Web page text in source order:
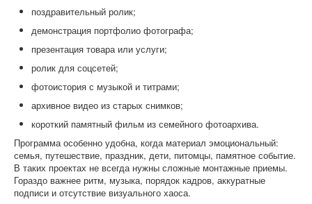
поздравительный ролик;
демонстрация портфолио фотографа;
презентация товара или услуги;
ролик для соцсетей;
фотоистория с музыкой и титрами;
архивное видео из старых снимков;
короткий памятный фильм из семейного фотоархива.
Программа особенно удобна, когда материал эмоциональный:
семья, путешествие, праздник, дети, питомцы, памятное событие.
В таких проектах не всегда нужны сложные монтажные приемы.
Гораздо важнее ритм, музыка, порядок кадров, аккуратные
подписи и отсутствие визуального хаоса.